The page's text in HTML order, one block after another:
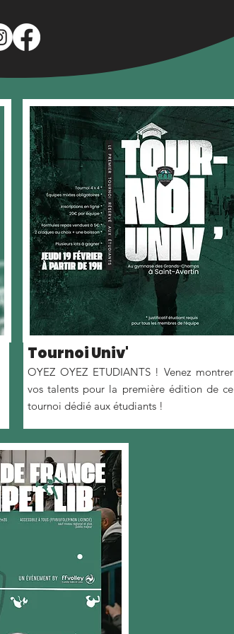
Tournoi Univ'
OYEZ OYEZ ETUDIANTS ! Venez montrer
vos talents pour la première édition de ce
tournoi dédié aux étudiants !